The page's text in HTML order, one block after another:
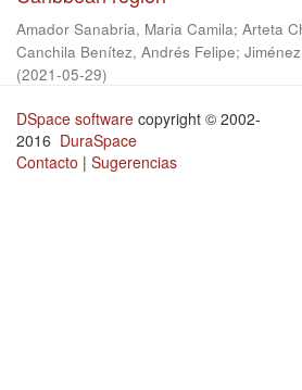
Amador Sanabria, Maria Camila; Arteta
Canchila Benítez, Andrés Felipe;
(2021-05-29)
DSpace software copyright © 2002-
2016 DuraSpace
Contacto | Sugerencias